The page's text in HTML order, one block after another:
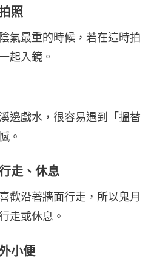
照
氣最重的時候，若在這時拍
起入鏡。
邊戲水，很容易遇到「搵替
。
走、休息
歡沿著牆面行走，所以鬼月
走或休息。
小便